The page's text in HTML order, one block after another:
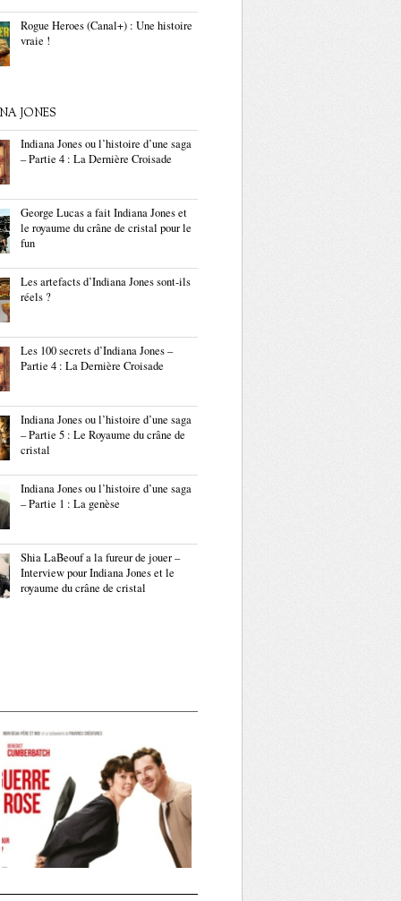
Rogue Heroes (Canal+) : Une histoire
vraie !
JONES
Indiana Jones ou l’histoire d’une saga
– Partie 4 : La Dernière Croisade
George Lucas a fait Indiana Jones et
le royaume du crâne de cristal pour le
fun
Les artefacts d’Indiana Jones sont-ils
réels ?
Les 100 secrets d’Indiana Jones –
Partie 4 : La Dernière Croisade
Indiana Jones ou l’histoire d’une saga
– Partie 5 : Le Royaume du crâne de
cristal
Indiana Jones ou l’histoire d’une saga
– Partie 1 : La genèse
Shia LaBeouf a la fureur de jouer –
Interview pour Indiana Jones et le
royaume du crâne de cristal